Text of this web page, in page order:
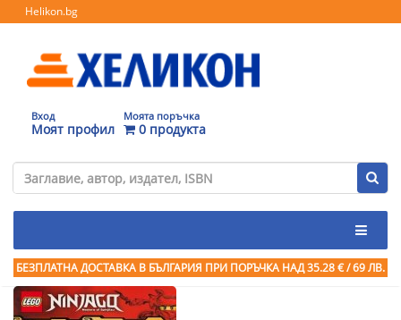
Helikon.bg
Вход
Моят профил
Моята поръчка
0 продукта
БЕЗПЛАТНА ДОСТАВКА В БЪЛГАРИЯ ПРИ ПОРЪЧКА НАД 35.28 € / 69 ЛВ.